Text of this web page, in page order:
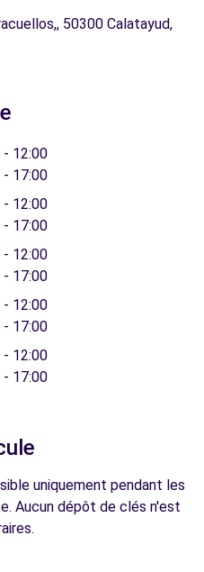
50300 Calatayud,
- 12:00
- 17:00
- 12:00
- 17:00
- 12:00
- 17:00
- 12:00
- 17:00
- 12:00
- 17:00
uniquement pendant les
Aucun dépôt de clés n'est